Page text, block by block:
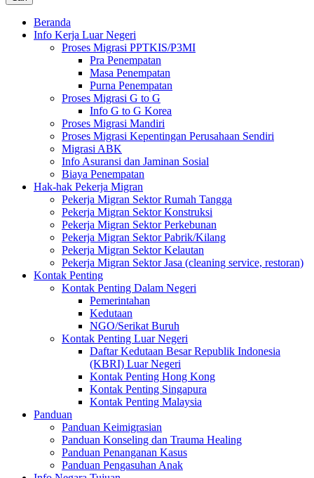
Beranda
Info Kerja Luar Negeri
Proses Migrasi PPTKIS/P3MI
Pra Penempatan
Masa Penempatan
Purna Penempatan
Proses Migrasi G to G
Info G to G Korea
Proses Migrasi Mandiri
Proses Migrasi Kepentingan Perusahaan Sendiri
Migrasi ABK
Info Asuransi dan Jaminan Sosial
Biaya Penempatan
Hak-hak Pekerja Migran
Pekerja Migran Sektor Rumah Tangga
Pekerja Migran Sektor Konstruksi
Pekerja Migran Sektor Perkebunan
Pekerja Migran Sektor Pabrik/Kilang
Pekerja Migran Sektor Kelautan
Pekerja Migran Sektor Jasa (cleaning service, restoran)
Kontak Penting
Kontak Penting Dalam Negeri
Pemerintahan
Kedutaan
NGO/Serikat Buruh
Kontak Penting Luar Negeri
Daftar Kedutaan Besar Republik Indonesia
(KBRI) Luar Negeri
Kontak Penting Hong Kong
Kontak Penting Singapura
Kontak Penting Malaysia
Panduan
Panduan Keimigrasian
Panduan Konseling dan Trauma Healing
Panduan Penanganan Kasus
Panduan Pengasuhan Anak